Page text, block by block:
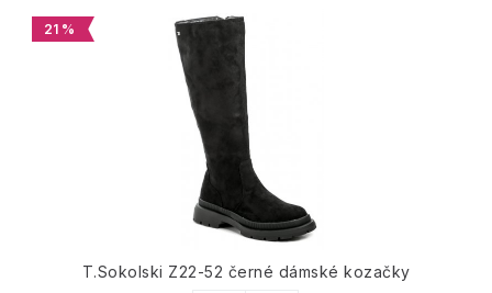
21 %
T.Sokolski Z22-52 černé dámské kozačky